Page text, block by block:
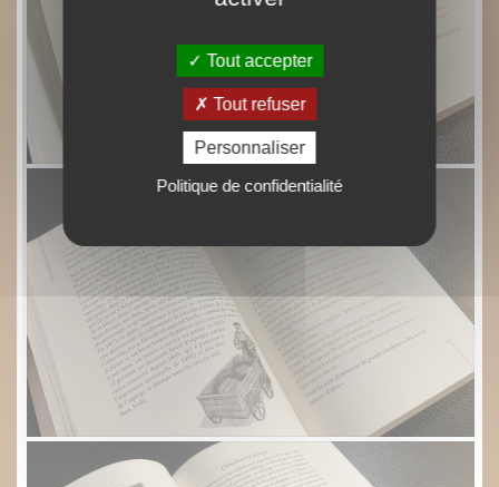
Tout accepter
Tout refuser
Personnaliser
Politique de confidentialité